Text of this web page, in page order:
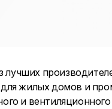
лучших
жилых домов и
и